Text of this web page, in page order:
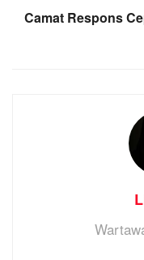
Camat Respons